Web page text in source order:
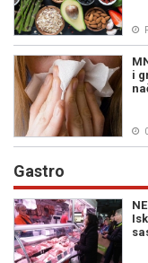
i
Gastro